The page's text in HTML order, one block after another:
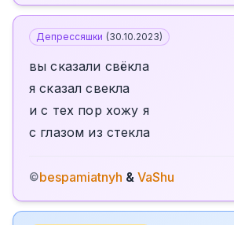
Депрессяшки (30.10.2023)
вы сказали свёкла
я сказал свекла
и с тех пор хожу я
с глазом из стекла
©bespamiatnyh & VaShu